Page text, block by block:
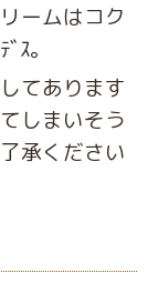
ームはコク
ｽ。
てあります
しまいそう
承ください